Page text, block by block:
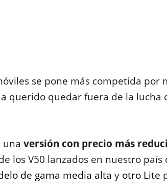
se pone más competida por
querido quedar fuera de la lucha
una versión con precio más
los V50 lanzados en nuestro
de gama media alta y otro Lite